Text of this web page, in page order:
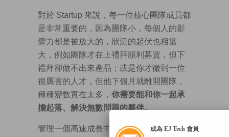
對於 Startup 來說，每一位核心團隊成員都
是非常重要的，因為團隊小，每個人的影
響力都是被放大的，狀況的起伏也相當
大，例如團隊才在上禮拜順利募資，但下
禮拜卻做不出來產品；或是你才徵到一位
很厲害的人才，但他下個月就離開團隊，
種種變數實在太多， 你需要能和你一起承
擔起落、解決無數問題的夥伴。
管理一個高速成長中的 Startup 團隊並不是
成為 EJ Tech 會員